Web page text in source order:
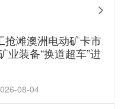

抢滩澳洲电动矿卡市
业装备“换道超车”进
08-04